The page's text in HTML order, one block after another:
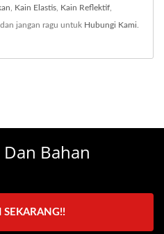
Kain Elastis Kain Reflektif
dan jangan ragu untuk Hubungi Kami
Bahan
SEKARANG!!